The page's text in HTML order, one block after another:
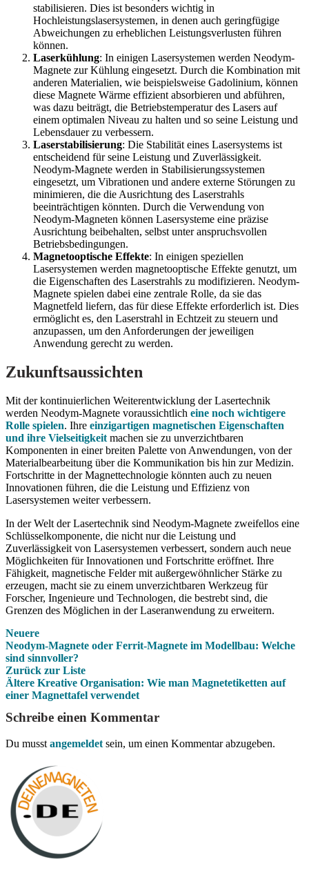
stabilisieren. Dies ist besonders wichtig in
Hochleistungslasersystemen, in denen auch geringfügige
Abweichungen zu erheblichen Leistungsverlusten führen
können.
Laserkühlung: In einigen Lasersystemen werden Neodym-
Magnete zur Kühlung eingesetzt. Durch die Kombination mit
anderen Materialien, wie beispielsweise Gadolinium, können
diese Magnete Wärme effizient absorbieren und abführen,
was dazu beiträgt, die Betriebstemperatur des Lasers auf
einem optimalen Niveau zu halten und so seine Leistung und
Lebensdauer zu verbessern.
Laserstabilisierung: Die Stabilität eines Lasersystems ist
entscheidend für seine Leistung und Zuverlässigkeit.
Neodym-Magnete werden in Stabilisierungssystemen
eingesetzt, um Vibrationen und andere externe Störungen zu
minimieren, die die Ausrichtung des Laserstrahls
beeinträchtigen könnten. Durch die Verwendung von
Neodym-Magneten können Lasersysteme eine präzise
Ausrichtung beibehalten, selbst unter anspruchsvollen
Betriebsbedingungen.
Magnetooptische Effekte: In einigen speziellen
Lasersystemen werden magnetooptische Effekte genutzt, um
die Eigenschaften des Laserstrahls zu modifizieren. Neodym-
Magnete spielen dabei eine zentrale Rolle, da sie das
Magnetfeld liefern, das für diese Effekte erforderlich ist. Dies
ermöglicht es, den Laserstrahl in Echtzeit zu steuern und
anzupassen, um den Anforderungen der jeweiligen
Anwendung gerecht zu werden.
Zukunftsaussichten
Mit der kontinuierlichen Weiterentwicklung der Lasertechnik
werden Neodym-Magnete voraussichtlich eine noch wichtigere
Rolle spielen. Ihre einzigartigen magnetischen Eigenschaften
und ihre Vielseitigkeit machen sie zu unverzichtbaren
Komponenten in einer breiten Palette von Anwendungen, von der
Materialbearbeitung über die Kommunikation bis hin zur Medizin.
Fortschritte in der Magnettechnologie könnten auch zu neuen
Innovationen führen, die die Leistung und Effizienz von
Lasersystemen weiter verbessern.
In der Welt der Lasertechnik sind Neodym-Magnete zweifellos eine
Schlüsselkomponente, die nicht nur die Leistung und
Zuverlässigkeit von Lasersystemen verbessert, sondern auch neue
Möglichkeiten für Innovationen und Fortschritte eröffnet. Ihre
Fähigkeit, magnetische Felder mit außergewöhnlicher Stärke zu
erzeugen, macht sie zu einem unverzichtbaren Werkzeug für
Forscher, Ingenieure und Technologen, die bestrebt sind, die
Grenzen des Möglichen in der Laseranwendung zu erweitern.
Neuere
Neodym-Magnete oder Ferrit-Magnete im Modellbau: Welche
sind sinnvoller?
Zurück zur Liste
Ältere Kreative Organisation: Wie man Magnetetiketten auf
einer Magnettafel verwendet
Schreibe einen Kommentar
Du musst angemeldet sein, um einen Kommentar abzugeben.